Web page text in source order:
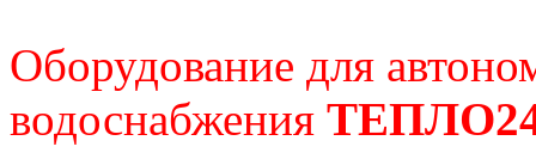
Оборудование для
водоснабжения